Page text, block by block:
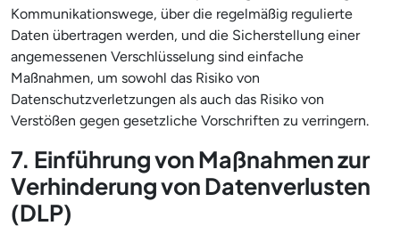
Kommunikationswege, über die regelmäßig regulierte
Daten übertragen werden, und die Sicherstellung einer
angemessenen Verschlüsselung sind einfache
Maßnahmen, um sowohl das Risiko von
Datenschutzverletzungen als auch das Risiko von
Verstößen gegen gesetzliche Vorschriften zu verringern.
7. Einführung von Maßnahmen zur
Verhinderung von Datenverlusten
(DLP)